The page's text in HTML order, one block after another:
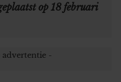
op 18 februari